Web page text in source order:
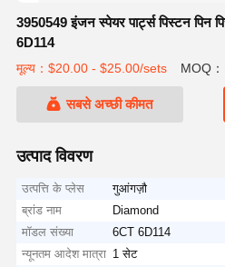
3950549 इंजन स्पेयर पार्ट्स पिस्टन पिन
6D114
मूल्य：$20.00 - $25.00/sets MOQ
सबसे अच्छी कीमत
उत्पाद विवरण
उत्पत्ति के प्लेस
गुआंगज़ौ
ब्रांड नाम
Diamond
मॉडल संख्या
6CT 6D114
न्यूनतम आदेश मात्रा 1 सेट